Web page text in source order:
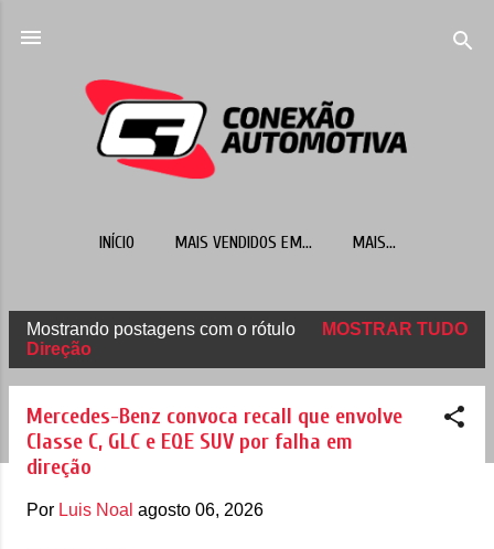
INÍCIO MAIS VENDIDOS EM... MAIS…
o
Mostrando postagens com o rótulo
Direção
MOSTRAR TUDO
Mercedes-Benz convoca recall que envolve
Classe C, GLC e EQE SUV por falha em
direção
Por Luis Noal agosto 06, 2026